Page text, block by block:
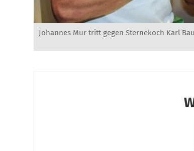
Johannes Mur tritt gegen Sternekoch Karl